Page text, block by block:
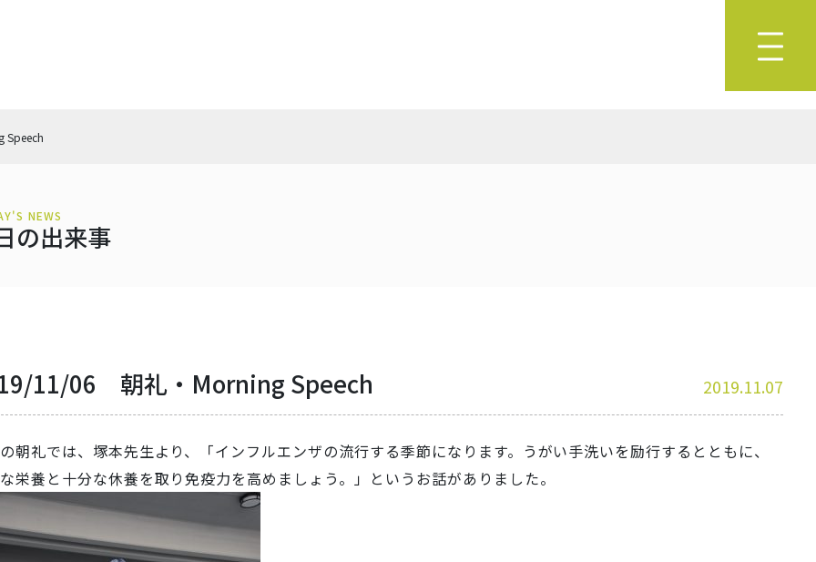
NEWS
の出来事
11/06 朝礼・Morning Speech 2019.11.07
朝礼では、塚本先生より、「インフルエンザの流行する季節になります。うがい手洗いを励行するとともに、
栄養と十分な休養を取り免疫力を高めましょう。」というお話がありました。